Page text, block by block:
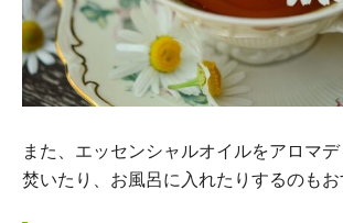
また、エッセンシャルオイルをアロマ
焚いたり、お風呂に入れたりするのもお